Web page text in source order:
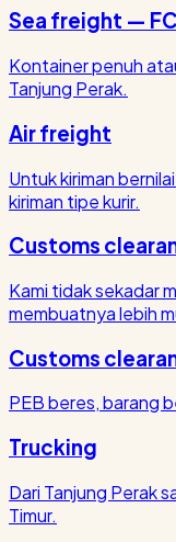
Sea freight —
Kontainer penuh
Tanjung Perak.
Air freight
Untuk kiriman
kiriman tipe kurir.
Customs
Kami tidak sekadar
membuatnya lebih
Customs
PEB beres, barang
Trucking
Dari Tanjung Perak
Timur.